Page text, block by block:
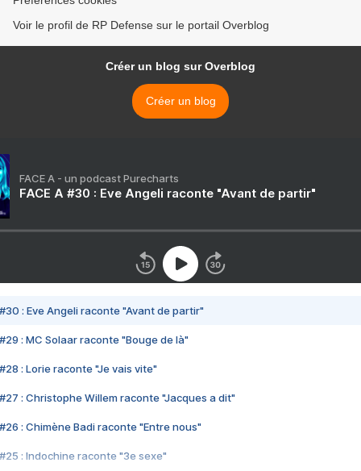
Voir le profil de RP Defense sur le portail Overblog
Créer un blog sur Overblog
Créer un blog
FACE A - un podcast Purecharts
FACE A #30 : Eve Angeli raconte "Avant de partir"
#30 : Eve Angeli raconte "Avant de partir"
#29 : MC Solaar raconte "Bouge de là"
#28 : Lorie raconte "Je vais vite"
#27 : Christophe Willem raconte "Jacques a dit"
#26 : Chimène Badi raconte "Entre nous"
#25 : Indochine raconte "3e sexe"